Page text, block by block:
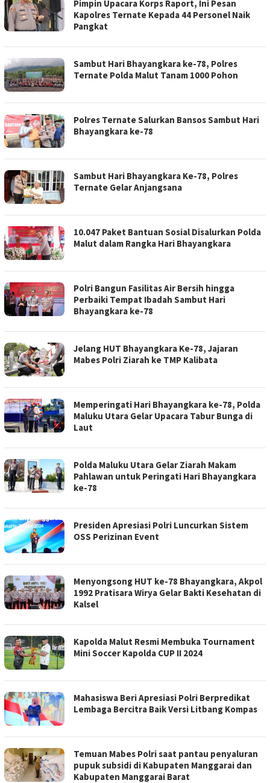
Pimpin Upacara Korps Raport, Ini Pesan
Kapolres Ternate Kepada 44 Personel Naik
Pangkat
Sambut Hari Bhayangkara ke-78, Polres
Ternate Polda Malut Tanam 1000 Pohon
Polres Ternate Salurkan Bansos Sambut Hari
Bhayangkara ke-78
Sambut Hari Bhayangkara Ke-78, Polres
Ternate Gelar Anjangsana
10.047 Paket Bantuan Sosial Disalurkan Polda
Malut dalam Rangka Hari Bhayangkara
Polri Bangun Fasilitas Air Bersih hingga
Perbaiki Tempat Ibadah Sambut Hari
Bhayangkara ke-78
Jelang HUT Bhayangkara Ke-78, Jajaran
Mabes Polri Ziarah ke TMP Kalibata
Memperingati Hari Bhayangkara ke-78, Polda
Maluku Utara Gelar Upacara Tabur Bunga di
Laut
Polda Maluku Utara Gelar Ziarah Makam
Pahlawan untuk Peringati Hari Bhayangkara
ke-78
Presiden Apresiasi Polri Luncurkan Sistem
OSS Perizinan Event
Menyongsong HUT ke-78 Bhayangkara, Akpol
1992 Pratisara Wirya Gelar Bakti Kesehatan di
Kalsel
Kapolda Malut Resmi Membuka Tournament
Mini Soccer Kapolda CUP II 2024
Mahasiswa Beri Apresiasi Polri Berpredikat
Lembaga Bercitra Baik Versi Litbang Kompas
Temuan Mabes Polri saat pantau penyaluran
pupuk subsidi di Kabupaten Manggarai dan
Kabupaten Manggarai Barat